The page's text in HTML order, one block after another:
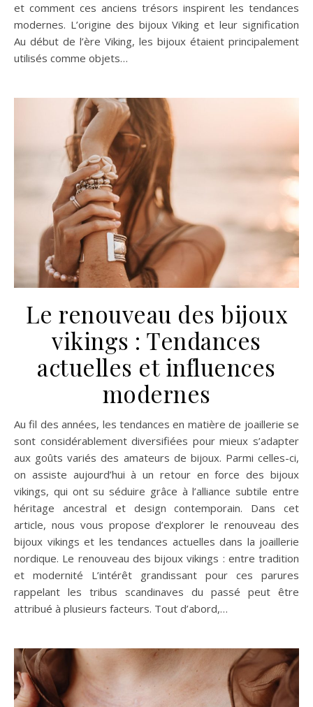
et comment ces anciens trésors inspirent les tendances
modernes. L’origine des bijoux Viking et leur signification
Au début de l’ère Viking, les bijoux étaient principalement
utilisés comme objets…
Le renouveau des bijoux
vikings : Tendances
actuelles et influences
modernes
Au fil des années, les tendances en matière de joaillerie se
sont considérablement diversifiées pour mieux s’adapter
aux goûts variés des amateurs de bijoux. Parmi celles-ci,
on assiste aujourd’hui à un retour en force des bijoux
vikings, qui ont su séduire grâce à l’alliance subtile entre
héritage ancestral et design contemporain. Dans cet
article, nous vous propose d’explorer le renouveau des
bijoux vikings et les tendances actuelles dans la joaillerie
nordique. Le renouveau des bijoux vikings : entre tradition
et modernité L’intérêt grandissant pour ces parures
rappelant les tribus scandinaves du passé peut être
attribué à plusieurs facteurs. Tout d’abord,…